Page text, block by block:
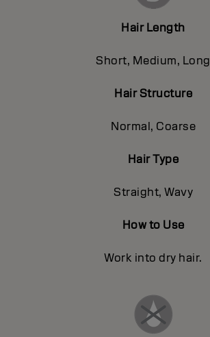
Hair Length
Short, Medium, Long
Hair Structure
Normal, Coarse
Hair Type
Straight, Wavy
How to Use
Work into dry hair.